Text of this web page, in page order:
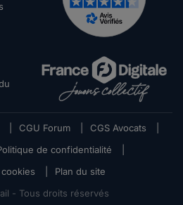
CGU Forum CGS Avocats
de confidentialité
Plan du site
- Tous droits réservés